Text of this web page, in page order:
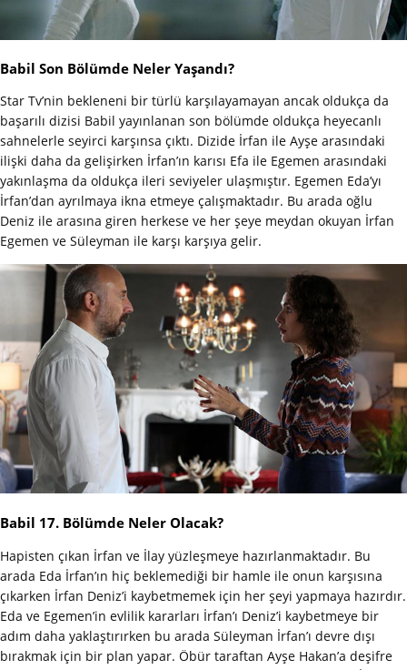
Babil Son Bölümde Neler Yaşandı?
Star Tv’nin bekleneni bir türlü karşılayamayan ancak oldukça da
başarılı dizisi Babil yayınlanan son bölümde oldukça heyecanlı
sahnelerle seyirci karşınsa çıktı. Dizide İrfan ile Ayşe arasındaki
ilişki daha da gelişirken İrfan’ın karısı Efa ile Egemen arasındaki
yakınlaşma da oldukça ileri seviyeler ulaşmıştır. Egemen Eda’yı
İrfan’dan ayrılmaya ikna etmeye çalışmaktadır. Bu arada oğlu
Deniz ile arasına giren herkese ve her şeye meydan okuyan İrfan
Egemen ve Süleyman ile karşı karşıya gelir.
Babil 17. Bölümde Neler Olacak?
Hapisten çıkan İrfan ve İlay yüzleşmeye hazırlanmaktadır. Bu
arada Eda İrfan’ın hiç beklemediği bir hamle ile onun karşısına
çıkarken İrfan Deniz’i kaybetmemek için her şeyi yapmaya hazırdır.
Eda ve Egemen’in evlilik kararları İrfan’ı Deniz’i kaybetmeye bir
adım daha yaklaştırırken bu arada Süleyman İrfan’ı devre dışı
bırakmak için bir plan yapar. Öbür taraftan Ayşe Hakan’a deşifre